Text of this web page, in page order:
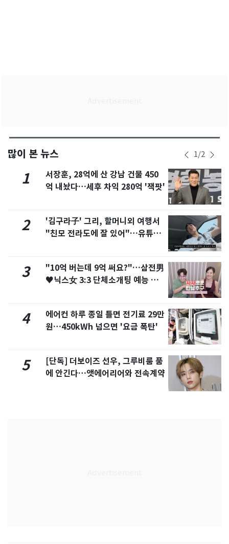
많이 본 뉴스 1/2
1
서장훈, 28억에 산 강남 건물 450
억 내놨다…세후 차익 280억 '잭팟'
2
'김구라子' 그리, 할머니외 여행서
"친모 전라도에 잘 있어"…유튜브
3
"10억 버는데 9억 써요?"…삼전男
♥닉스女 3:3 단체소개팅 예능 화
4
에어컨 하루 종일 틀면 전기료 29만
원…450kWh 넘으면 '요금 폭탄'
5
[단독] 더보이즈 선우, 그루비룸 품
에 안긴다…앳에어리어와 전속계약